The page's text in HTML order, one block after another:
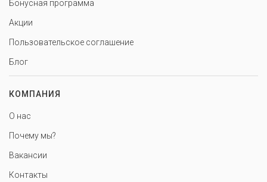
Бонусная программа
Акции
Пользовательское соглашение
Блог
КОМПАНИЯ
О нас
Почему мы?
Вакансии
Контакты